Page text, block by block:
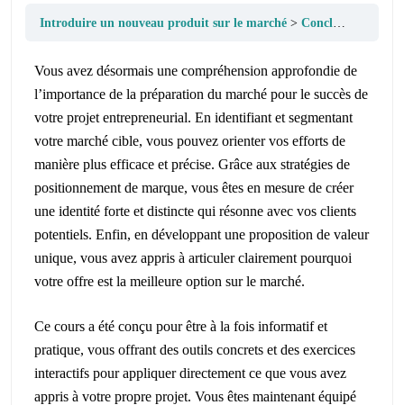
Introduire un nouveau produit sur le marché Conclusion du cours
Vous avez désormais une compréhension approfondie de
l’importance de la préparation du marché pour le succès de
votre projet entrepreneurial. En identifiant et segmentant
votre marché cible, vous pouvez orienter vos efforts de
manière plus efficace et précise. Grâce aux stratégies de
positionnement de marque, vous êtes en mesure de créer
une identité forte et distincte qui résonne avec vos clients
potentiels. Enfin, en développant une proposition de valeur
unique, vous avez appris à articuler clairement pourquoi
votre offre est la meilleure option sur le marché.
Ce cours a été conçu pour être à la fois informatif et
pratique, vous offrant des outils concrets et des exercices
interactifs pour appliquer directement ce que vous avez
appris à votre propre projet. Vous êtes maintenant équipé